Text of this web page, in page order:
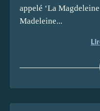
appelé ‘La
Madeleine...